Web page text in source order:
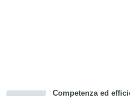
Competenza ed